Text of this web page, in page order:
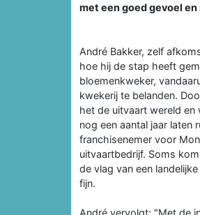
met een goed gevoel
André Bakker, zelf
hoe hij de stap heeft
bloemenkweker,
kwekerij te belanden.
het de uitvaart wereld
nog een aantal jaar laten
franchisenemer voor
uitvaartbedrijf. Soms
de vlag van een
fijn.
André vervolgt: "Met de